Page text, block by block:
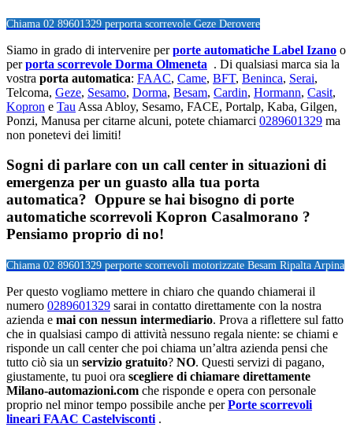
Chiama 02 89601329 perporta scorrevole Geze Derovere
Siamo in grado di intervenire perporte automatiche Label Izano o
perporta scorrevole Dorma Olmeneta . Di qualsiasi marca sia la
vostra porta automatica: FAAC, Came, BFT, Beninca, Serai,
Telcoma, Geze, Sesamo, Dorma, Besam, Cardin, Hormann, Casit,
Kopron e Tau Assa Abloy, Sesamo, FACE, Portalp, Kaba, Gilgen,
Ponzi, Manusa per citarne alcuni, potete chiamarci 0289601329 ma
non ponetevi dei limiti!
Sogni di parlare con un call center in situazioni di
emergenza per un guasto alla tua porta
automatica? Oppure se hai bisogno di porte
automatiche scorrevoli Kopron Casalmorano ?
Pensiamo proprio di no!
Chiama 02 89601329 perporte scorrevoli motorizzate Besam Ripalta Arpina
Per questo vogliamo mettere in chiaro che quando chiamerai il
numero 0289601329 sarai in contatto direttamente con la nostra
azienda e mai con nessun intermediario. Prova a riflettere sul fatto
che in qualsiasi campo di attività nessuno regala niente: se chiami e
risponde un call center che poi chiama un’altra azienda pensi che
tutto ciò sia un servizio gratuito? NO. Questi servizi di pagano,
giustamente, tu puoi ora scegliere di chiamare direttamente
Milano-automazioni.com che risponde e opera con personale
proprio nel minor tempo possibile anche perPorte scorrevoli
lineari FAAC Castelvisconti .